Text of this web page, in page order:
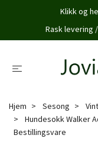
Klikk og
Rask levering
Hjem Sesong
Hundesokk Walker
Bestillingsvare